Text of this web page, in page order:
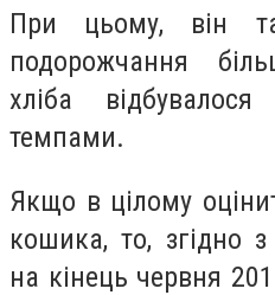
При цьому, він
подорожчання
хліба
темпами.
Якщо в цілому
кошика, то, згідно
на кінець червня